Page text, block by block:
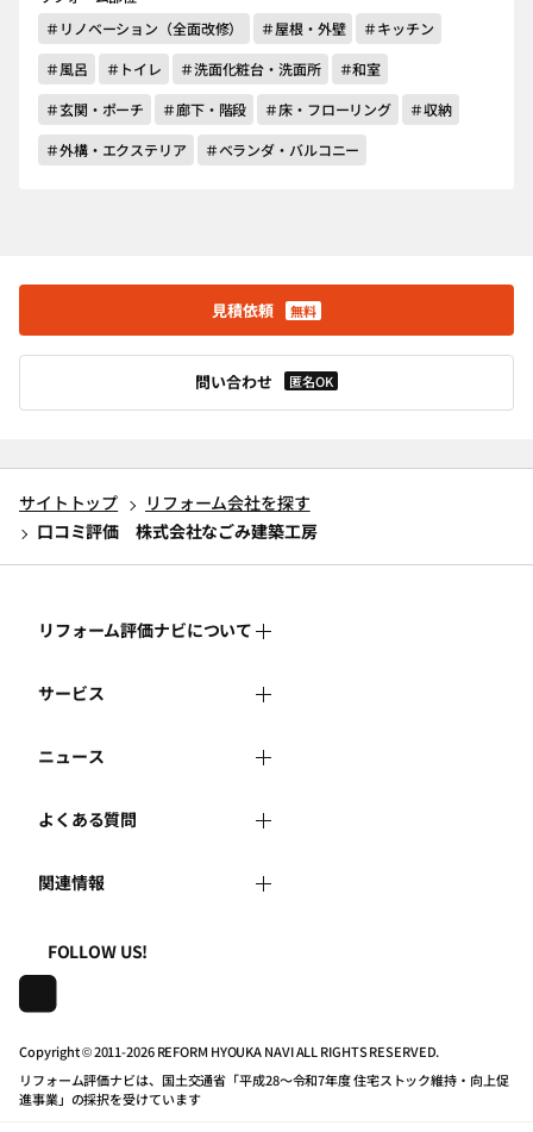
＃リノベーション（全面改修）
＃屋根・外壁
＃キッチン
＃風呂
＃トイレ ＃洗面化粧台・洗面所
＃和室
＃玄関・ポーチ
＃廊下・階段 ＃床・フローリング
＃収納
＃外構・エクステリア
＃ベランダ・バルコニー
見積依頼 無料
問い合わせ 匿名OK
サイトトップ
リフォーム会社を探す
口コミ評価 株式会社なごみ建築工房
リフォーム評価ナビについて
リフォーム評価ナビとは
運営体制
はじめての方へ
事務局へのお問い合せ
地域の相談窓口のみなさまへ
住宅関連機関リンク集
サービス
リフォーム会社を探す
リフォーム事例を見る
リフォームを相談する
リフォームを学ぶ
マイページの活用
ニュース
新着情報
講習会・セミナー
連携機関・企業・団体トピックス
よくある質問
よくある質問
利用規約
プライバシーポリシー
動作推奨環境について
関連情報
一般財団法人住まいづくりナビセンター
株式会社日本建築住宅センター
FOLLOW US!
Copyright © 2011-2026 REFORM HYOUKA NAVI ALL RIGHTS RESERVED.
リフォーム評価ナビは、国土交通省「平成28～令和7年度 住宅ストック維持・向上促
進事業」の採択を受けています